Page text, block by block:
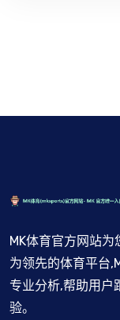
MK体育官方网站
为领先的体育平台
专业分析,帮助用户
验。